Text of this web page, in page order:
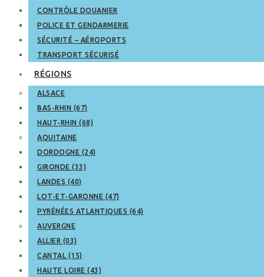
CONTRÔLE DOUANIER
POLICE ET GENDARMERIE
SÉCURITÉ – AÉROPORTS
TRANSPORT SÉCURISÉ
RÉGIONS
ALSACE
BAS-RHIN (67)
HAUT-RHIN (68)
AQUITAINE
DORDOGNE (24)
GIRONDE (33)
LANDES (40)
LOT-ET-GARONNE (47)
PYRÉNÉES ATLANTIQUES (64)
AUVERGNE
ALLIER (03)
CANTAL (15)
HAUTE LOIRE (43)